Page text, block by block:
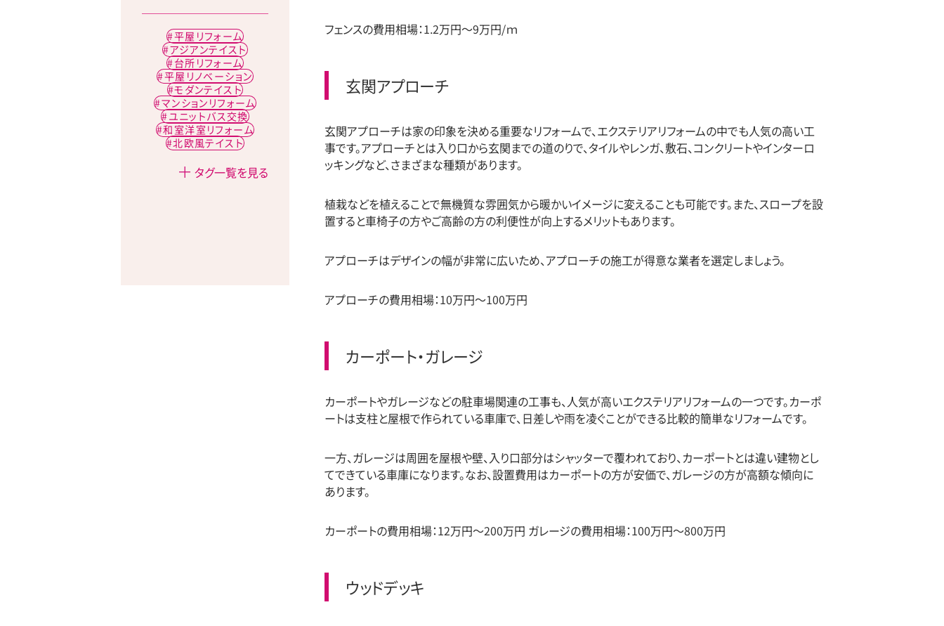
フェンスの費用相場：1.2万円〜9万円/ｍ
玄関アプローチ
玄関アプローチは家の印象を決める重要なリフォームで、エクステリアリフォームの中でも人気の高い工
事です。アプローチとは入り口から玄関までの道のりで、タイルやレンガ、敷石、コンクリートやインターロ
ッキングなど、さまざまな種類があります。
植栽などを植えることで無機質な雰囲気から暖かいイメージに変えることも可能です。また、スロープを設
置すると車椅子の方やご高齢の方の利便性が向上するメリットもあります。
アプローチはデザインの幅が非常に広いため、アプローチの施工が得意な業者を選定しましょう。
アプローチの費用相場：10万円〜100万円
カーポート・ガレージ
カーポートやガレージなどの駐車場関連の工事も、人気が高いエクステリアリフォームの一つです。カーポ
ートは支柱と屋根で作られている車庫で、日差しや雨を凌ぐことができる比較的簡単なリフォームです。
一方、ガレージは周囲を屋根や壁、入り口部分はシャッターで覆われており、カーポートとは違い建物とし
てできている車庫になります。なお、設置費用はカーポートの方が安価で、ガレージの方が高額な傾向に
あります。
カーポートの費用相場：12万円〜200万円 ガレージの費用相場：100万円〜800万円
ウッドデッキ
平屋リフォーム
アジアンテイスト
台所リフォーム
平屋リノベーション
モダンテイスト
マンションリフォーム
ユニットバス交換
和室洋室リフォーム
北欧風テイスト
タグ一覧を見る